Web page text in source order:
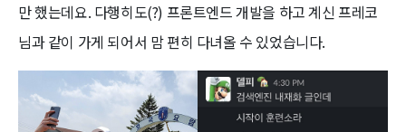
만 했는데요. 다행히도(?) 프론트엔드 개발을 하고 계신 프레코
님과 같이 가게 되어서 맘 편히 다녀올 수 있었습니다.